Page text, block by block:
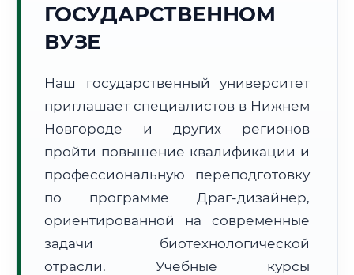
📍 Региональная справка
Почтовые индексы:
Часовой пояс:
МСК (UTC+3)
Формат учебы:
Дистанционно
🗺️ Зона обслуживания: г. Нижний Новгород
ГОСУДАРСТВЕННОМ
ВУЗЕ
Наш государственный университет
приглашает специалистов в Нижнем
Новгороде и других регионов
пройти повышение квалификации и
профессиональную переподготовку
по программе Драг-дизайнер,
ориентированной на современные
задачи биотехнологической
отрасли. Учебные курсы